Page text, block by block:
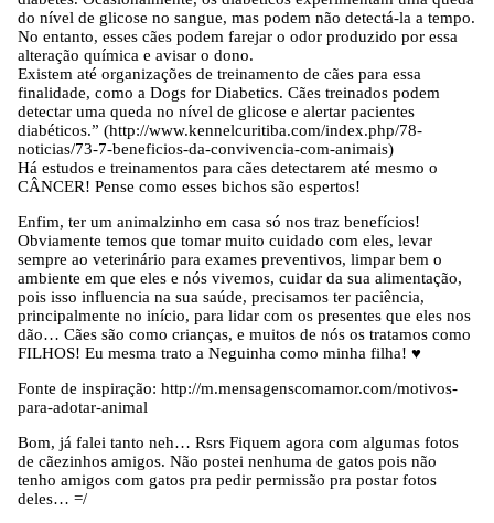
do nível de glicose no sangue, mas podem não detectá-la a tempo.
No entanto, esses cães podem farejar o odor produzido por essa
alteração química e avisar o dono.
Existem até organizações de treinamento de cães para essa
finalidade, como a Dogs for Diabetics. Cães treinados podem
detectar uma queda no nível de glicose e alertar pacientes
diabéticos.” (http://www.kennelcuritiba.com/index.php/78-
noticias/73-7-beneficios-da-convivencia-com-animais)
Há estudos e treinamentos para cães detectarem até mesmo o
CÂNCER! Pense como esses bichos são espertos!
Enfim, ter um animalzinho em casa só nos traz benefícios!
Obviamente temos que tomar muito cuidado com eles, levar
sempre ao veterinário para exames preventivos, limpar bem o
ambiente em que eles e nós vivemos, cuidar da sua alimentação,
pois isso influencia na sua saúde, precisamos ter paciência,
principalmente no início, para lidar com os presentes que eles nos
dão… Cães são como crianças, e muitos de nós os tratamos como
FILHOS! Eu mesma trato a Neguinha como minha filha! ♥
Fonte de inspiração: http://m.mensagenscomamor.com/motivos-
para-adotar-animal
Bom, já falei tanto neh… Rsrs Fiquem agora com algumas fotos
de cãezinhos amigos. Não postei nenhuma de gatos pois não
tenho amigos com gatos pra pedir permissão pra postar fotos
deles… =/